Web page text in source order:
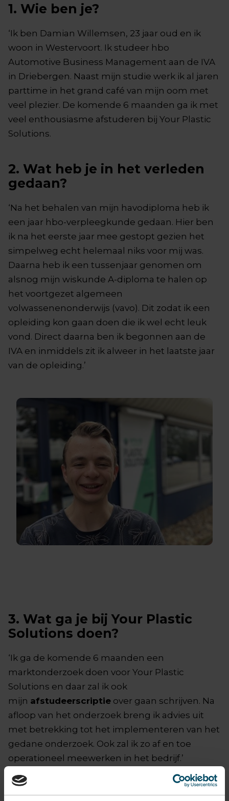
1. Wie ben je?
‘Ik ben Damian Willemsen, 23 jaar oud en ik
woon in Westervoort. Ik studeer hbo
Automotive Business Management aan de IVA
in Driebergen. Naast mijn studie werk ik al jaren
parttime in het grand café van mijn oom met
veel plezier. De komende 6 maanden ga ik met
veel enthousiasme afstuderen bij Your Plastic
Solutions.
2. Wat heb je in het verleden
gedaan?
‘Na het behalen van mijn havodiploma heb ik
een jaar hbo-verpleegkunde gedaan. Hier ben
ik na het eerste jaar mee gestopt gezien het
simpelweg echt helemaal niks voor mij was.
Daarna heb ik een tussenjaar genomen om
alsnog mijn wiskunde A-diploma te halen op
het voortgezet algemeen
volwassenenonderwijs (vavo). Dit zodat ik een
opleiding kon gaan doen die ik wel echt leuk
vond. Direct daarna ben ik begonnen aan de
IVA en inmiddels zit ik alweer in het laatste jaar
van de opleiding.’
3. Wat ga je bij Your Plastic
Solutions doen?
‘Ik ga de komende 6 maanden een
marktonderzoek doen voor Your Plastic
Solutions en daar zal ik ook
mijn afstudeerscriptie over gaan schrijven. Na
afloop van het onderzoek breng ik advies uit
met betrekking tot het implementeren van het
gedane onderzoek. Ook zal ik zo af en toe
operationeel meewerken in het bedrijf.’
4. Waar ligt je passie op